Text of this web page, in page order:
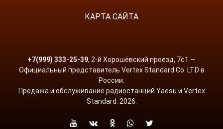
КАРТА САЙТА
+7(999) 333-25-39, 2-й Хорошёвский проезд, 7с1 —
Официальный представитель Vertex Standard Co. LTD в
России.
Продажа и обслуживание радиостанций Yaesu и Vertex
Standard. 2026.